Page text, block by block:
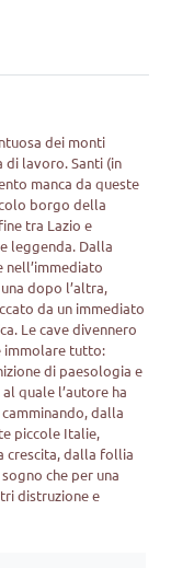
dei monti
di lavoro. Santi (in
manca da queste
borgo della
tra Lazio e
leggenda. Dalla
nell’immediato
dopo l’altra,
da un immediato
Le cave divennero
immolare tutto:
di paesologia e
quale l’autore ha
dalla
piccole Italie,
crescita, dalla follia
che per una
distruzione e